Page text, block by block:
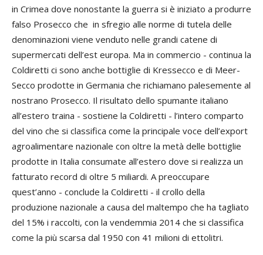
in Crimea dove nonostante la guerra si è iniziato a produrre
falso Prosecco che in sfregio alle norme di tutela delle
denominazioni viene venduto nelle grandi catene di
supermercati dell’est europa. Ma in commercio - continua la
Coldiretti ci sono anche bottiglie di Kressecco e di Meer-
Secco prodotte in Germania che richiamano palesemente al
nostrano Prosecco. Il risultato dello spumante italiano
all’estero traina - sostiene la Coldiretti - l’intero comparto
del vino che si classifica come la principale voce dell’export
agroalimentare nazionale con oltre la metà delle bottiglie
prodotte in Italia consumate all’estero dove si realizza un
fatturato record di oltre 5 miliardi. A preoccupare
quest’anno - conclude la Coldiretti - il crollo della
produzione nazionale a causa del maltempo che ha tagliato
del 15% i raccolti, con la vendemmia 2014 che si classifica
come la più scarsa dal 1950 con 41 milioni di ettolitri.